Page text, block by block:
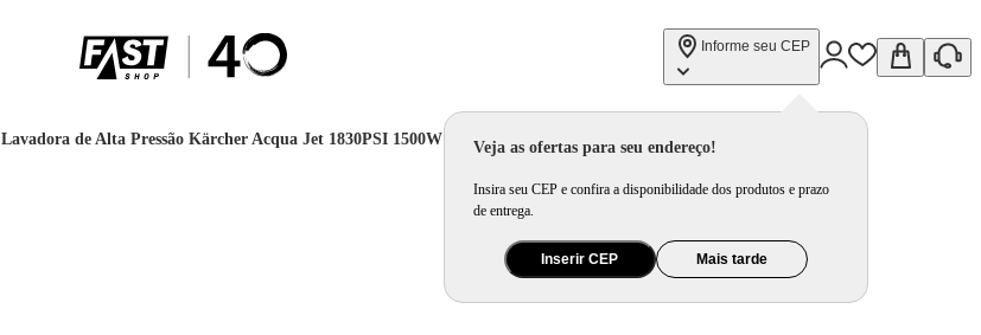
Informe seu CEP
Veja as ofertas para seu endereço!
Insira seu CEP e confira a disponibilidade dos produtos e prazo
de entrega.
Inserir CEP Mais tarde
Lavadora de Alta Pressão Kärcher Acqua Jet 1830PSI 1500W